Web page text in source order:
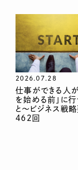
2026.07.28
仕事ができる人
を始める前」に行
と〜ビジネス戦
462回